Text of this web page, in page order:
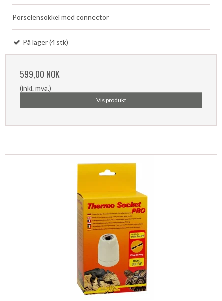
Porselensokkel med connector
På lager (4 stk)
599,00 NOK
(inkl. mva.)
Vis produkt